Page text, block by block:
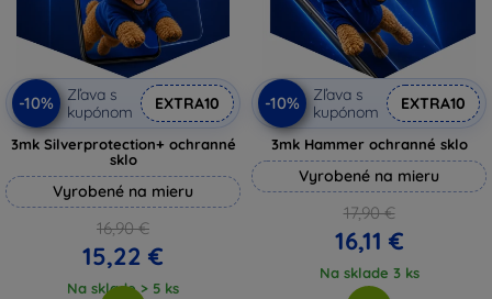
-10%
Zľava s
kupónom
EXTRA10
3mk Silverprotection+ ochranné
sklo
Vyrobené na mieru
16,90 €
15,22 €
Na sklade > 5 ks
-10%
Zľava s
kupónom
EXTRA10
3mk Hammer ochranné sklo
Vyrobené na mieru
17,90 €
16,11 €
Na sklade 3 ks